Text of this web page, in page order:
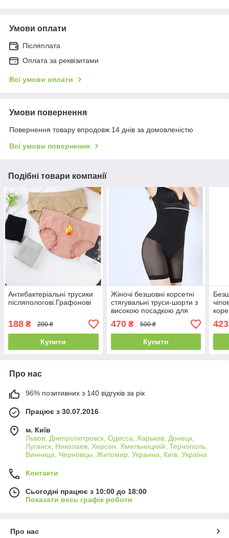
Умови оплати
Післяплата
Оплата за реквізитами
Всі умови оплати
Умови повернення
Повернення товару впродовж 14 днів за домовленістю
Всі умови повернення
Подібні товари компанії
Антибактеріальні трусики
післяпологові.Графонові
188 ₴ 200 ₴
Купити
Жіночі безшовні корсетні
стягувальні труси-шорти з
високою посадкою для
корекції фігури чорні
470₴ 500 ₴
Купити
423
Про нас
96% позитивних з 140 відгуків за рік
Працює з 30.07.2016
м. Київ
Львов, Днепропетровск, Одесса, Харьков, Донецк,
Луганск, Николаев, Херсон, Хмельницкий, Тернополь,
Винница, Черновцы, Житомир, Украина, Київ, Україна
Контакти
Сьогодні працює з 10:00 до 18:00
Показати весь графік роботи
Про нас